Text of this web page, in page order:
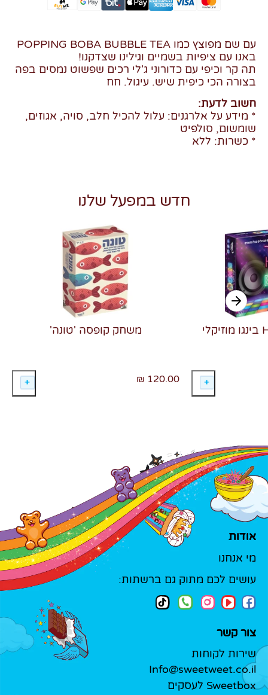
עם שם מפוצץ כמו POPPING BOBA BUBBLE TEA
באנו עם ציפיות בשמיים וגילינו שצדקנו!
תה קר וכיפי עם כדורוני ג'לי רכים שפשוט נמסים בפה
בצורה הכי כיפית שיש. עיגול. חח
חשוב לדעת:
* מידע על אלרגנים: עלול להכיל חלב, סויה, אגוזים,
שומשום, סולפיט
* כשרות: ללא
חדש במפעל שלנו
משחק קופסה 'טונה'
120.00 ₪
אודות
מי אנחנו
עושים לכם מתוק גם ברשתות:
צור קשר
שירות לקוחות
Info@sweetweet.co.il
Sweetbox לעסקים